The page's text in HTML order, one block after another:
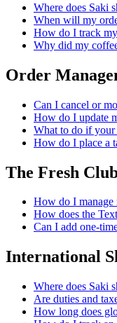
Where does Saki
When will my
How do I track
Why did my
Order
Can I cancel or
How do I update
What to do if your
How do I place a
The Fresh
How do I manage
How does the
Can I add one-
International
Where does Saki
Are duties and
How long does